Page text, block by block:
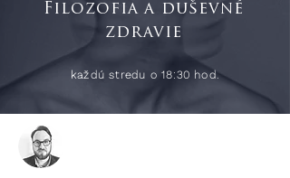
Filozofia a duševné
zdravie
každú stredu o 18:30 hod.